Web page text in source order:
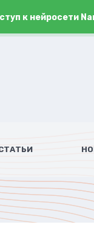
к нейросети